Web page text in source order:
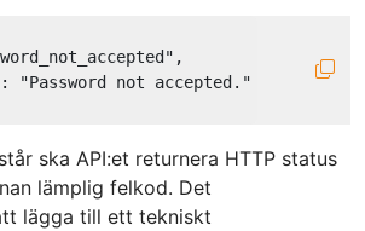
,
:
"Password not accepted."
ska API:et returnera HTTP status
lämplig felkod. Det
lägga till ett tekniskt